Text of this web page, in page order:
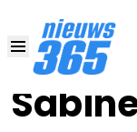
15 DEC 2025, 7:00